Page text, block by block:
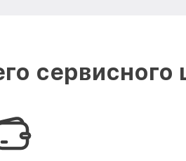
сервисного